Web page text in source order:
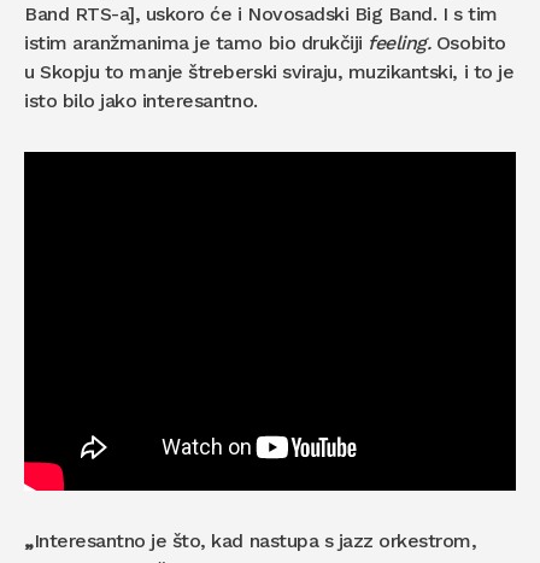
Band RTS-a], uskoro će i Novosadski Big Band. I s tim
istim aranžmanima je tamo bio drukčiji feeling. Osobito
u Skopju to manje štreberski sviraju, muzikantski, i to je
isto bilo jako interesantno.
„Interesantno je što, kad nastupa s jazz orkestrom,